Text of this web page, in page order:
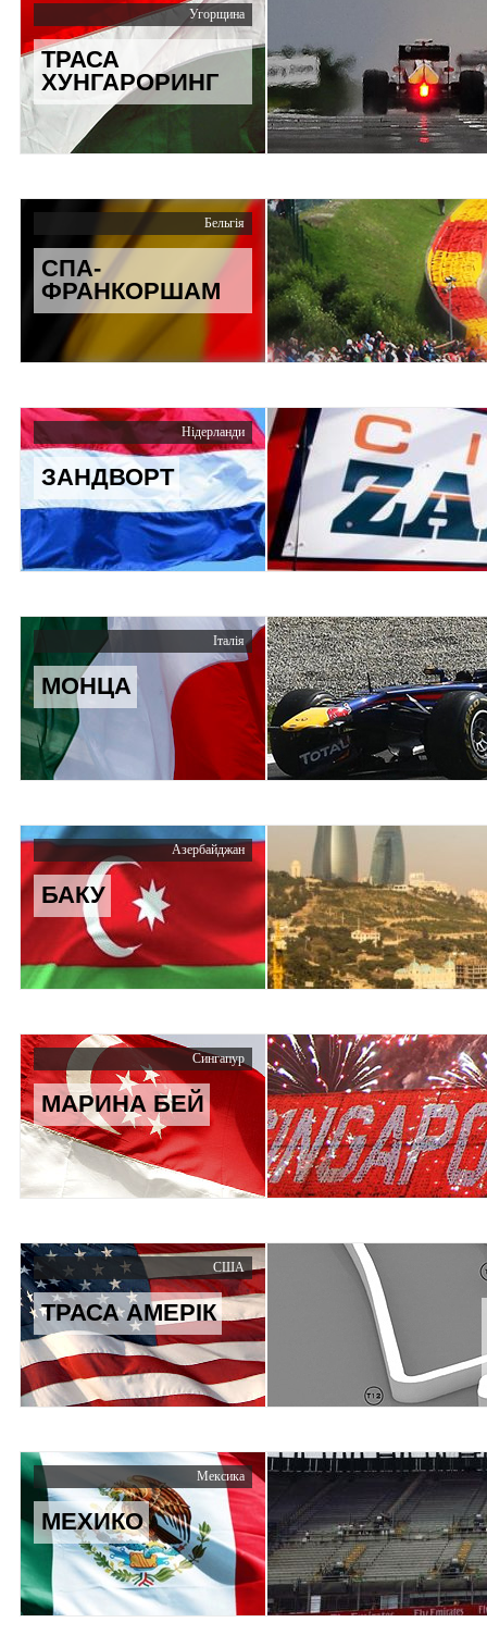
Угорщина
ТРАСА
ХУНГАРОРИНГ
Бельгія
СПА-
ФРАНКОРШАМ
Нідерланди
ЗАНДВОРТ
Італія
МОНЦА
Азербайджан
БАКУ
Сингапур
МАРИНА БЕЙ
США
ТРАСА АМЕРІК
Мексика
МЕХИКО